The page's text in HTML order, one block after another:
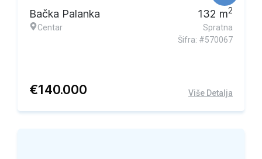
Bačka Palanka
Centar
132 m2
Spratna
Šifra: #570067
€140.000 Više Detalja